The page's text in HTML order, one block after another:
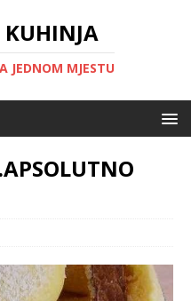
KUHINJA
JEDNOM MJESTU